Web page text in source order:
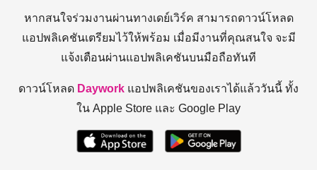
หากสนใจร่วมงานผ่านทางเดย์เวิร์ค สามารถดาวน์โหลด
แอปพลิเคชันเตรียมไว้ให้พร้อม เมื่อมีงานที่คุณสนใจ จะมี
แจ้งเตือนผ่านแอปพลิเคชันบนมือถือทันที
ดาวน์โหลด Daywork แอปพลิเคชันของเราได้แล้ววันนี้ ทั้ง
ใน Apple Store และ Google Play